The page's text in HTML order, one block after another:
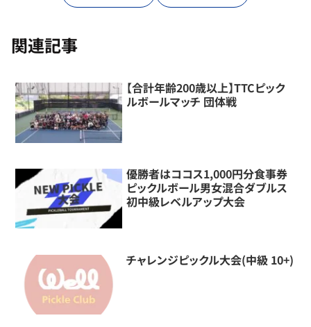
関連記事
【合計年齢200歳以上】TTCピック
ルボールマッチ 団体戦
優勝者はココス1,000円分食事券
ピックルボール男女混合ダブルス
初中級レベルアップ大会
チャレンジピックル大会(中級 10+)